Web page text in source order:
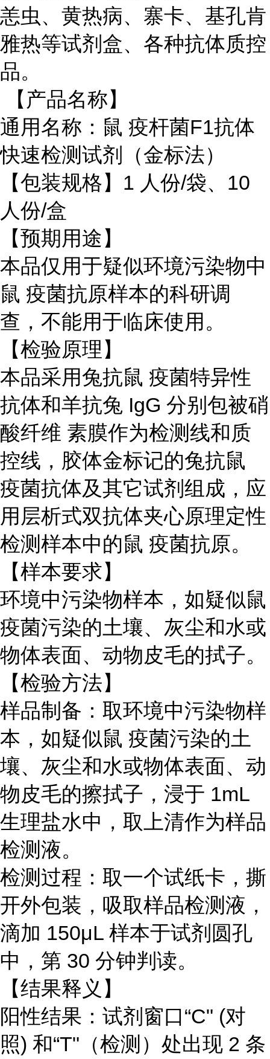
恙虫、黄热病、寨卡、基孔肯
雅热等试剂盒、各种抗体质控
品。
【产品名称】
通用名称：鼠 疫杆菌F1抗体
快速检测试剂（金标法）
【包装规格】 1 人份/袋、 10
人份/盒
【预期用途】
本品仅用于疑似环境污染物中
鼠 疫菌抗原样本的科研调
查，不能用于临床使用。
【检验原理】
本品采用兔抗鼠 疫菌特异性
抗体和羊抗兔 IgG 分别包被硝
酸纤维 素膜作为检测线和质
控线，胶体金标记的兔抗鼠
疫菌抗体及其它试剂组成，应
用层析式双抗体夹心原理定性
检测样本中的鼠 疫菌抗原。
【样本要求】
环境中污染物样本，如疑似鼠
疫菌污染的土壤、灰尘和水或
物体表面、动物皮毛的拭子。
【检验方法】
样品制备：取环境中污染物样
本，如疑似鼠 疫菌污染的土
壤、灰尘和水或物体表面、动
物皮毛的擦拭子，浸于 1mL
生理盐水中，取上清作为样品
检测液。
检测过程：取一个试纸卡，撕
开外包装，吸取样品检测液，
滴加 150μL 样本于试剂圆孔
中，第 30 分钟判读。
【结果释义】
阳性结果：试剂窗口“C" (对
照) 和“T" （检测）处出现 2 条